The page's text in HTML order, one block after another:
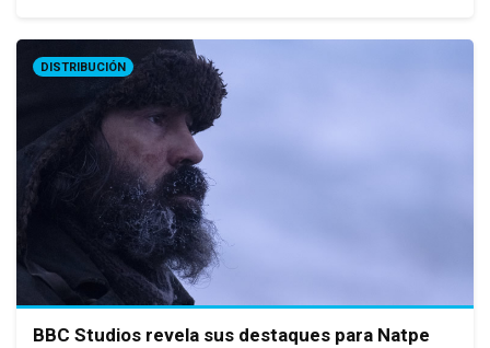
DISTRIBUCIÓN
BBC Studios revela sus destaques para Natpe